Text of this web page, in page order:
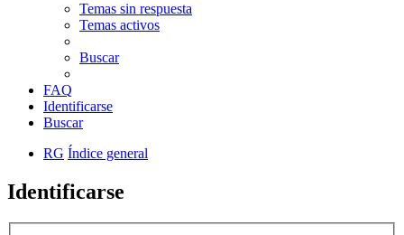
Temas sin respuesta
Temas activos
Buscar
FAQ
Identificarse
Buscar
RG Índice general
Identificarse